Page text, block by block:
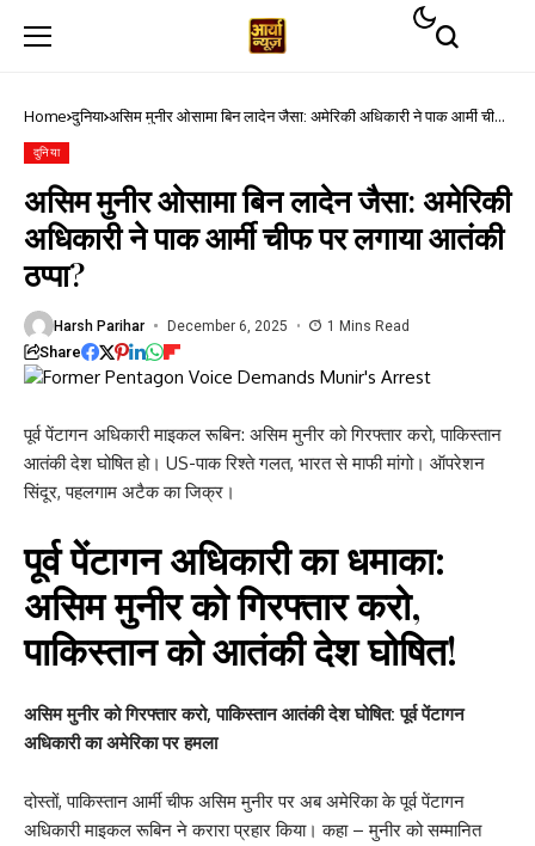
Home दुनिया असिम मुनीर ओसामा बिन लादेन जैसा: अमेरिकी अधिकारी ने पाक आर्मी चीफ
दुनिया
असिम मुनीर ओसामा बिन लादेन जैसा: अमेरिकी
अधिकारी ने पाक आर्मी चीफ पर लगाया आतंकी
ठप्पा?
Harsh Parihar December 6, 2025 1 Mins Read
Share
पूर्व पेंटागन अधिकारी माइकल रूबिन: असिम मुनीर को गिरफ्तार करो, पाकिस्तान
आतंकी देश घोषित हो। US-पाक रिश्ते गलत, भारत से माफी मांगो। ऑपरेशन
सिंदूर, पहलगाम अटैक का जिक्र।
पूर्व पेंटागन अधिकारी का धमाका:
असिम मुनीर को गिरफ्तार करो,
पाकिस्तान को आतंकी देश घोषित!
असिम मुनीर को गिरफ्तार करो, पाकिस्तान आतंकी देश घोषित: पूर्व पेंटागन
अधिकारी का अमेरिका पर हमला
दोस्तों, पाकिस्तान आर्मी चीफ असिम मुनीर पर अब अमेरिका के पूर्व पेंटागन
अधिकारी माइकल रूबिन ने करारा प्रहार किया। कहा – मुनीर को सम्मानित